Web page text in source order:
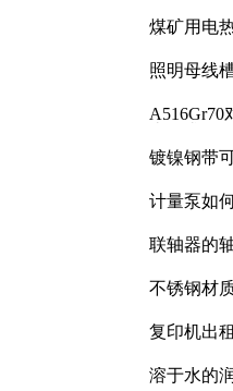
煤矿用电
照明母线
A516Gr70
镀镍钢带
计量泵如
联轴器的
不锈钢材
复印机出
溶于水的